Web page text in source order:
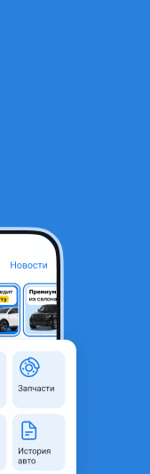
Туркестанская
3 поколение